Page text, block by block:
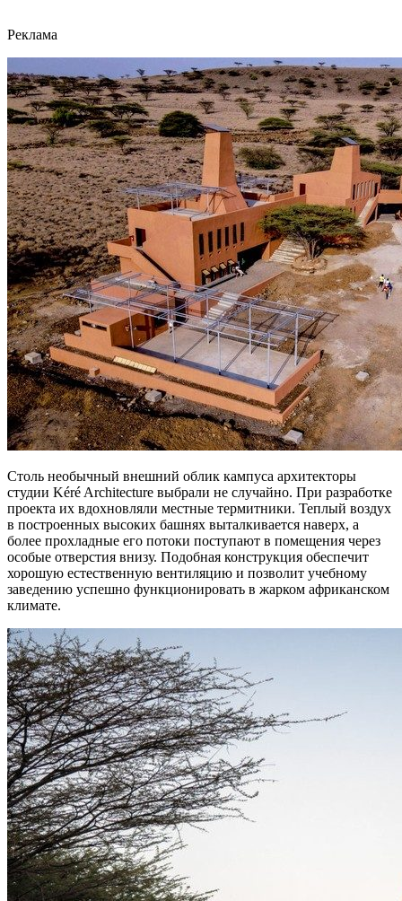
Реклама
Столь необычный внешний облик кампуса архитекторы
студии Kéré Architecture выбрали не случайно. При разработке
проекта их вдохновляли местные термитники. Теплый воздух
в построенных высоких башнях выталкивается наверх, а
более прохладные его потоки поступают в помещения через
особые отверстия внизу. Подобная конструкция обеспечит
хорошую естественную вентиляцию и позволит учебному
заведению успешно функционировать в жарком африканском
климате.